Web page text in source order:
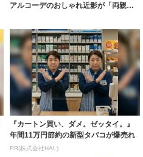
アルコーデのおしゃれ近影が「両親の
『カートン買い、ダメ。ゼッタイ。』
年間11万円節約の新型タバコが爆売れ
PR(株式会社HAL)